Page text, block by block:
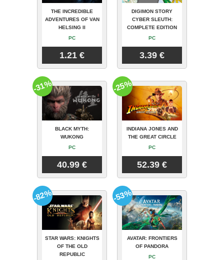
THE INCREDIBLE
ADVENTURES OF VAN
HELSING II
PC
1.21 €
DIGIMON STORY
CYBER SLEUTH:
COMPLETE EDITION
PC
3.39 €
BLACK MYTH:
WUKONG
PC
40.99 €
-31%
INDIANA JONES AND
THE GREAT CIRCLE
PC
52.39 €
-25%
STAR WARS: KNIGHTS
OF THE OLD
REPUBLIC
-82%
AVATAR: FRONTIERS
OF PANDORA
PC
-53%